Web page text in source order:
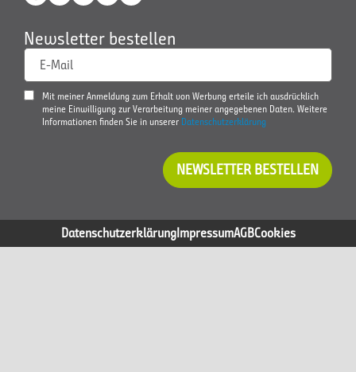
Newsletter bestellen
E-Mail
Mit meiner Anmeldung zum Erhalt von Werbung erteile ich ausdrücklich
meine Einwilligung zur Verarbeitung meiner angegebenen Daten. Weitere
Informationen finden Sie in unserer Datenschutzerklärung
NEWSLETTER BESTELLEN
DatenschutzerklärungImpressumAGBCookies